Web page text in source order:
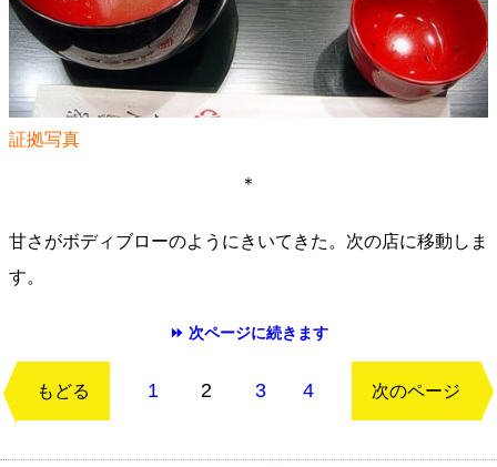
証拠写真
＊
甘さがボディブローのようにきいてきた。次の店に移動しま
す。
⏩ 次ページに続きます
もどる 1 2 3 4 次のページ